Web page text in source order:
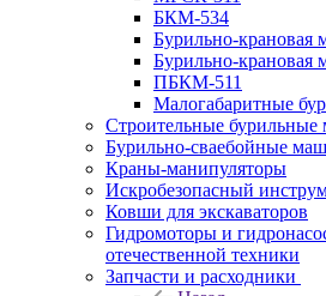
БКМ-534
Бурильно-
Бурильно-
ПБКМ-511
Малогабаритные
Строительные
Бурильно-сваебойные
Краны-манипуляторы
Искробезопасный
Ковши для экскаваторов
Гидромоторы и
отечественной техники
Запчасти и расходники